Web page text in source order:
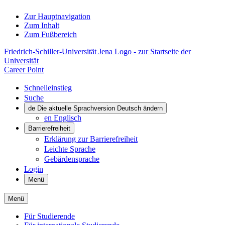
Zur Hauptnavigation
Zum Inhalt
Zum Fußbereich
Friedrich-Schiller-Universität Jena Logo - zur Startseite der
Universität
Career Point
Schnelleinstieg
Suche
de Die aktuelle Sprachversion Deutsch ändern
en Englisch
Barrierefreiheit
Erklärung zur Barrierefreiheit
Leichte Sprache
Gebärdensprache
Login
Menü
Menü
Für Studierende